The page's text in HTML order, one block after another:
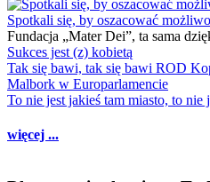
Spotkali się, by oszacować
Fundacja „Mater Dei”, ta sama
Sukces jest (z) kobietą
Tak się bawi, tak się bawi ROD
Malbork w Europarlamencie
To nie jest jakieś tam miasto, to nie
więcej ...